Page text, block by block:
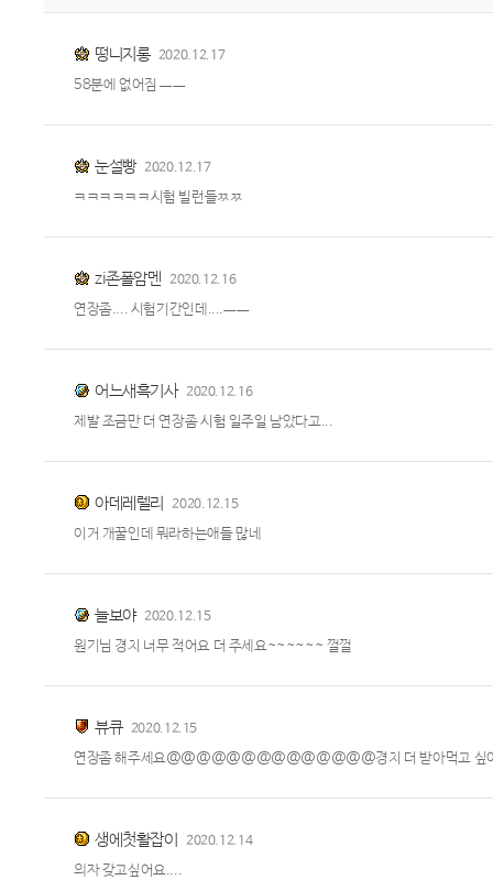
떵니지롱 2020.12.17
58분에 없어짐 ㅡㅡ
눈설빵 2020.12.17
ㅋㅋㅋㅋㅋㅋ시험 빌런들ㅉㅉ
zi존폴암멘 2020.12.16
연장좀.... 시험기간인데....ㅡㅡ
어느새흑기사 2020.12.16
제발 조금만 더 연장좀 시험 일주일 남았다고...
아데레렐리 2020.12.15
이거 개꿀인데 뭐라하는애들 많네
늘보야 2020.12.15
원기님 경치 너무 적어요 더 주세요~~~~~~ 껄껄
뷰큐 2020.12.15
연장좀 해주세요@@@@@@@@@@@@@@경치 더 받아먹고 싶
생에첫활잡이 2020.12.14
의자 갖고싶어요....